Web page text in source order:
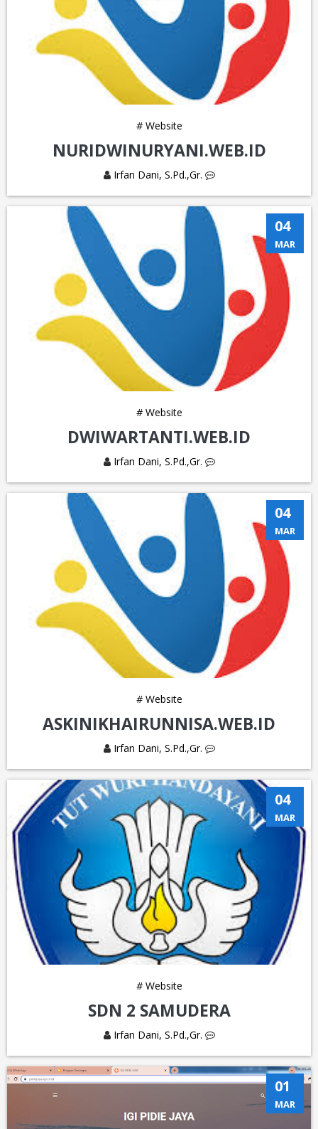
#Website
NURIDWINURYANI.WEB.ID
Irfan Dani, S.Pd.,Gr.
04
MAR
#Website
DWIWARTANTI.WEB.ID
Irfan Dani, S.Pd.,Gr.
04
MAR
#Website
ASKINIKHAIRUNNISA.WEB.ID
Irfan Dani, S.Pd.,Gr.
04
MAR
#Website
SDN 2 SAMUDERA
Irfan Dani, S.Pd.,Gr.
01
MAR